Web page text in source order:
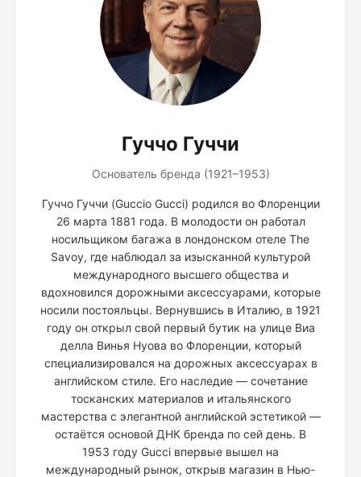
Гуччо Гуччи
Основатель бренда (1921–1953)
Гуччо Гуччи (Guccio Gucci) родился во Флоренции
26 марта 1881 года. В молодости он работал
носильщиком багажа в лондонском отеле The
Savoy, где наблюдал за изысканной культурой
международного высшего общества и
вдохновился дорожными аксессуарами, которые
носили постояльцы. Вернувшись в Италию, в 1921
году он открыл свой первый бутик на улице Виа
делла Винья Нуова во Флоренции, который
специализировался на дорожных аксессуарах в
английском стиле. Его наследие — сочетание
тосканских материалов и итальянского
мастерства с элегантной английской эстетикой —
остаётся основой ДНК бренда по сей день. В
1953 году Gucci впервые вышел на
международный рынок, открыв магазин в Нью-